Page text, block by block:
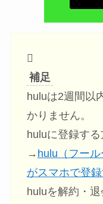
補足
huluは2週間以
かりません。
huluに登録す
→ hulu（フー
がスマホで登
huluを解約・